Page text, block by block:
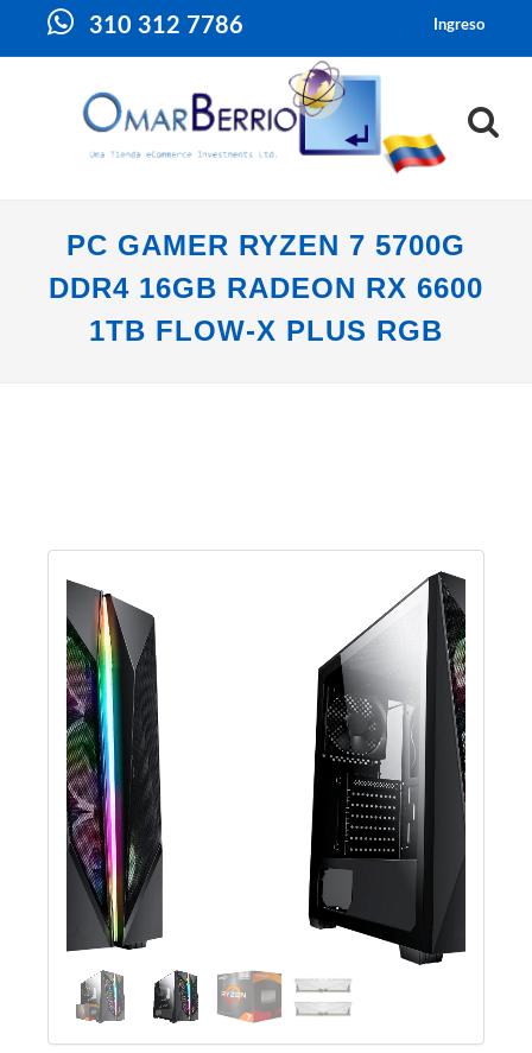
310 312 7786 Ingreso
PC GAMER RYZEN 7 5700G
DDR4 16GB RADEON RX 6600
1TB FLOW-X PLUS RGB